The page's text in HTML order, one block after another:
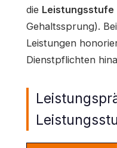
die Leistungsstufe
Gehaltssprung).
Leistungen
Dienstpflichten